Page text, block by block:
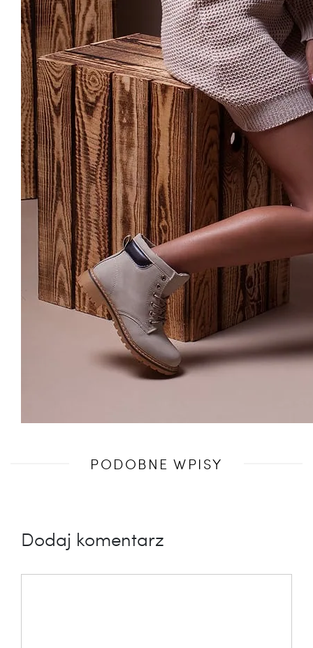
PODOBNE WPISY
Dodaj komentarz